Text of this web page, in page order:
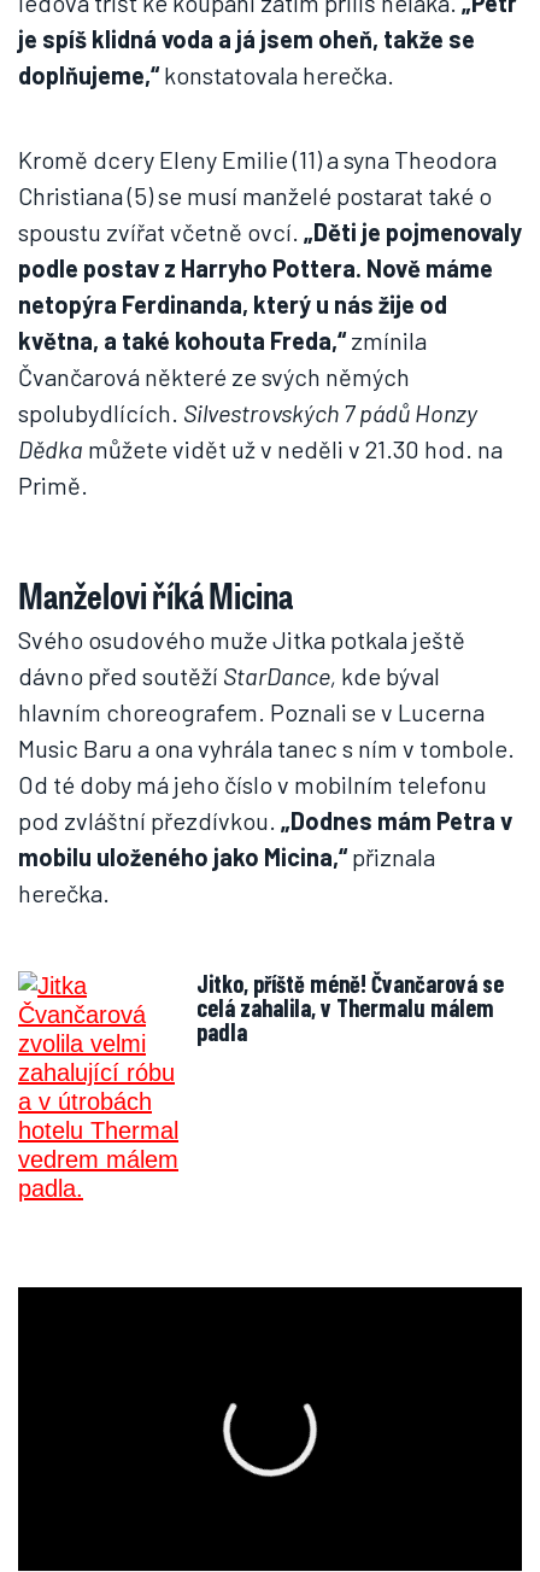
je spíš klidná voda a já jsem oheň, takže se
doplňujeme,“konstatovala herečka.
Kromě dcery Eleny Emilie (11) a syna Theodora
Christiana (5) se musí manželé postarat také o
spoustu zvířat včetně ovcí. „Děti je pojmenovaly
podle postav z Harryho Pottera. Nově máme
netopýra Ferdinanda, který u nás žije od
května, a také kohouta Freda,“zmínila
Čvančarová některé ze svých němých
spolubydlících. Silvestrovských 7 pádů Honzy
Dědka můžete vidět už v neděli v 21.30 hod. na
Primě.
Manželovi říká Micina
Svého osudového muže Jitka potkala ještě
dávno před soutěží StarDance, kde býval
hlavním choreografem. Poznali se v Lucerna
Music Baru a ona vyhrála tanec s ním v tombole.
Od té doby má jeho číslo v mobilním telefonu
pod zvláštní přezdívkou. „Dodnes mám Petra v
mobilu uloženého jako Micina,“přiznala
herečka.
Jitko, příště méně! Čvančarová se
celá zahalila, v Thermalu málem
padla